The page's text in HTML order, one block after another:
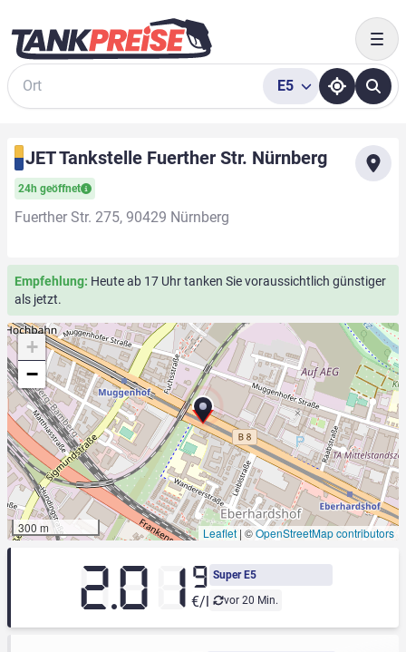
Suche
E5
JET Tankstelle Fuerther Str. Nürnberg
24h geöffnet
Fuerther Str. 275, 90429 Nürnberg
Empfehlung: Heute ab 17 Uhr tanken Sie voraussichtlich günstiger
als jetzt.
+
−
300 m Leaflet | ©OpenStreetMap contributors
Super E5
vor 20 Min.
2.019
€/l